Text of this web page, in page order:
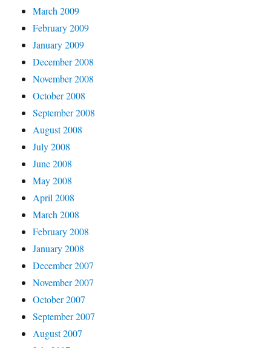
March 2009
February 2009
January 2009
December 2008
November 2008
October 2008
September 2008
August 2008
July 2008
June 2008
May 2008
April 2008
March 2008
February 2008
January 2008
December 2007
November 2007
October 2007
September 2007
August 2007